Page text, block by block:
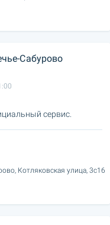
Сабурово
сервис.
Котляковская улица, 3с16